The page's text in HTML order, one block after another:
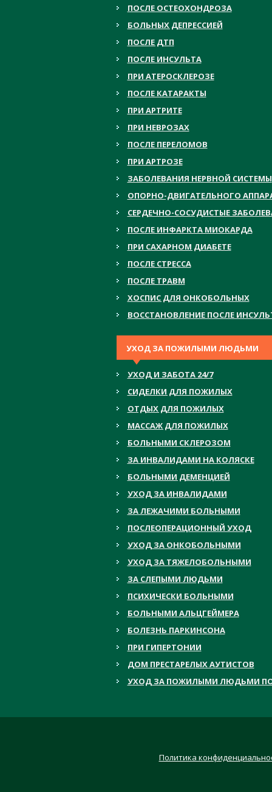
ПОСЛЕ ОСТЕОХОНДРОЗА
БОЛЬНЫХ ДЕПРЕССИЕЙ
ПОСЛЕ ДТП
ПОСЛЕ ИНСУЛЬТА
ПРИ АТЕРОСКЛЕРОЗЕ
ПОСЛЕ КАТАРАКТЫ
ПРИ АРТРИТЕ
ПРИ НЕВРОЗАХ
ПОСЛЕ ПЕРЕЛОМОВ
ПРИ АРТРОЗЕ
ЗАБОЛЕВАНИЯ НЕРВНОЙ СИСТЕМЫ
ОПОРНО-ДВИГАТЕЛЬНОГО
СЕРДЕЧНО-СОСУДИСТЫЕ
ПОСЛЕ ИНФАРКТА МИОКАРДА
ПРИ САХАРНОМ ДИАБЕТЕ
ПОСЛЕ СТРЕССА
ПОСЛЕ ТРАВМ
ХОСПИС ДЛЯ ОНКОБОЛЬНЫХ
ВОССТАНОВЛЕНИЕ ПОСЛЕ
УХОД ЗА ПОЖИЛЫМИ ЛЮДЬМИ
УХОД И ЗАБОТА 24/7
СИДЕЛКИ ДЛЯ ПОЖИЛЫХ
ОТДЫХ ДЛЯ ПОЖИЛЫХ
МАССАЖ ДЛЯ ПОЖИЛЫХ
БОЛЬНЫМИ СКЛЕРОЗОМ
ЗА ИНВАЛИДАМИ НА КОЛЯСКЕ
БОЛЬНЫМИ ДЕМЕНЦИЕЙ
УХОД ЗА ИНВАЛИДАМИ
ЗА ЛЕЖАЧИМИ БОЛЬНЫМИ
ПОСЛЕОПЕРАЦИОННЫЙ УХОД
УХОД ЗА ОНКОБОЛЬНЫМИ
УХОД ЗА ТЯЖЕЛОБОЛЬНЫМИ
ЗА СЛЕПЫМИ ЛЮДЬМИ
ПСИХИЧЕСКИ БОЛЬНЫМИ
БОЛЬНЫМИ АЛЬЦГЕЙМЕРА
БОЛЕЗНЬ ПАРКИНСОНА
ПРИ ГИПЕРТОНИИ
ДОМ ПРЕСТАРЕЛЫХ АУТИСТОВ
УХОД ЗА ПОЖИЛЫМИ ЛЮДЬМИ
Политика